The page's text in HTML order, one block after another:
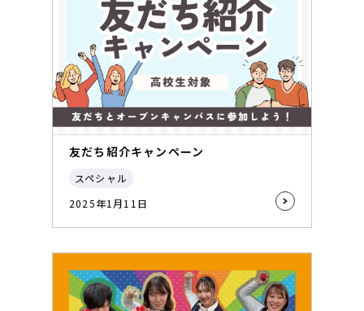
友だち紹介キャンペーン
スペシャル
2025年1月11日